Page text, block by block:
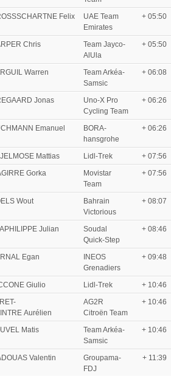
Felix
UAE Team
Emirates
+ 05:50
Chris
Team Jayco-
AlUla
+ 05:50
Warren
Team Arkéa-
Samsic
+ 06:08
Jonas
Uno-X Pro
Cycling Team
+ 06:26
Emanuel
BORA-
hansgrohe
+ 06:26
Mattias Lidl-Trek
+ 07:56
Gorka
Movistar
Team
+ 07:56
Wout
Bahrain
Victorious
+ 08:07
Julian
Soudal
Quick-Step
+ 08:46
Egan
INEOS
Grenadiers
+ 09:48
Giulio Lidl-Trek
+ 10:46
Aurélien
AG2R
Citroën Team
+ 10:46
Matis
Team Arkéa-
Samsic
+ 10:46
Valentin
Groupama-
FDJ
+ 11:39